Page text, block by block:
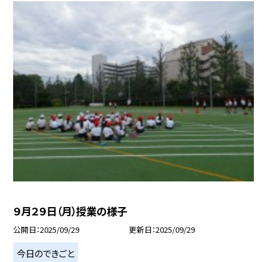
９月２９日（月）授業の様子
公開日 2025/09/29 更新日 2025/09/29
今日のできごと